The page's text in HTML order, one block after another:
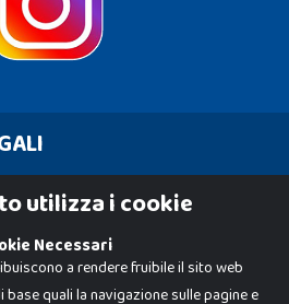
utilizza i cookie
Necessari
a rendere fruibile il sito web
quali la navigazione sulle pagine e